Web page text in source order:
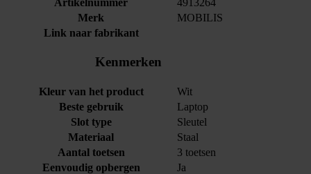
Merk
MOBILIS
Link naar fabrikant
Kenmerken
Kleur van het product
Wit
Beste gebruik
Laptop
Slot type
Sleutel
Materiaal
Staal
Aantal toetsen
3 toetsen
Eenvoudig opbergen
Ja